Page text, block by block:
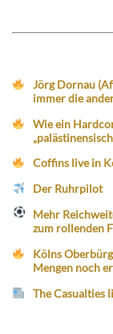
Jörg Dornau
immer die
Wie ein
Coffins live in
Der Ruhrpilot
Mehr
zum rollenden
Kölns
Mengen noch
The Casualties